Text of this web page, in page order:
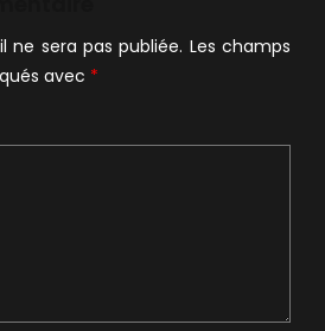
ne sera pas publiée. Les champs
avec *